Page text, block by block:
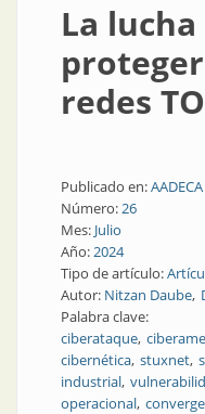
La
proteger
redes TO
Publicado en:
Número:26
Mes: Julio
Año:2024
Tipo de artículo:
Autor: Nitzan Daube
Palabra clave:
ciberataque
cibernética stuxnet
industrial
operacional